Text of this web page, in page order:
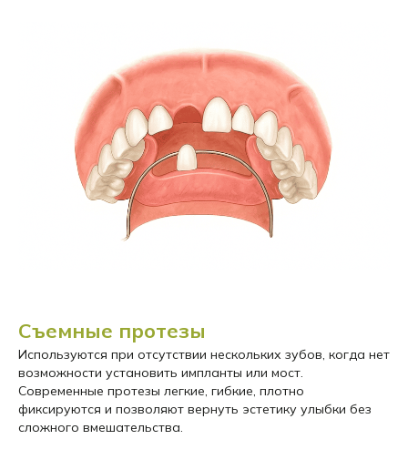
Съемные протезы
Используются при отсутствии нескольких зубов, когда нет
возможности установить импланты или мост.
Современные протезы легкие, гибкие, плотно
фиксируются и позволяют вернуть эстетику улыбки без
сложного вмешательства.